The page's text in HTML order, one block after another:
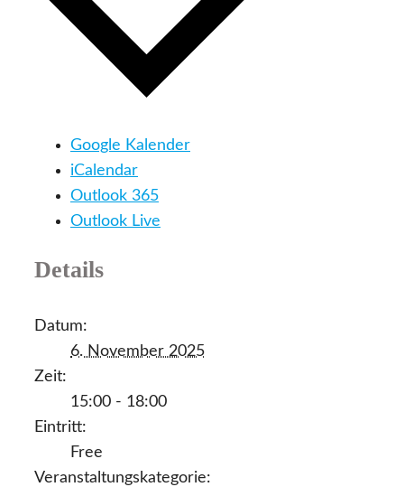
Google Kalender
iCalendar
Outlook 365
Outlook Live
Details
Datum:
6. November 2025
Zeit:
15:00 - 18:00
Eintritt:
Free
Veranstaltungskategorie: